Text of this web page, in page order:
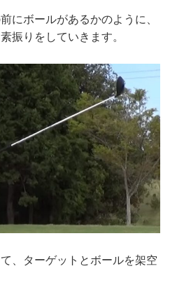
にボールがあるかのように、
振りをしていきます。
、ターゲットとボールを架空